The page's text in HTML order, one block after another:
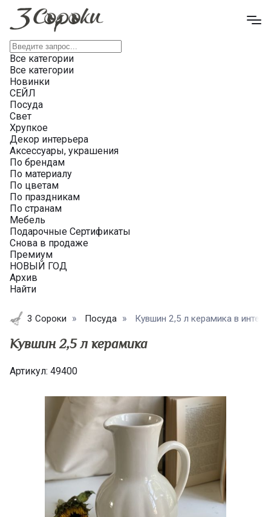
Все категории
Все категории
Новинки
СЕЙЛ
Посуда
Свет
Хрупкое
Декор интерьера
Аксессуары, украшения
По брендам
По материалу
По цветам
По праздникам
По странам
Мебель
Подарочные Сертификаты
Снова в продаже
Премиум
НОВЫЙ ГОД
Архив
Найти
3 Сороки Посуда Кувшин 2,5 л керамика в
Кувшин 2,5 л керамика
Артикул: 49400